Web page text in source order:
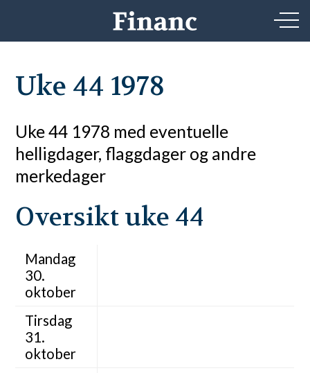
Uke 44 1978
Uke 44 1978 med eventuelle
helligdager, flaggdager og andre
merkedager
Oversikt uke 44
Mandag
30.
oktober
Tirsdag
31.
oktober